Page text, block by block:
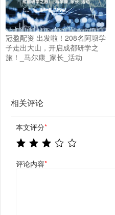
冠盈配资 出发啦！208名阿坝学
子走出大山，开启成都研学之
旅！_马尔康_家长_活动
相关评论
本文评分*
评论内容*